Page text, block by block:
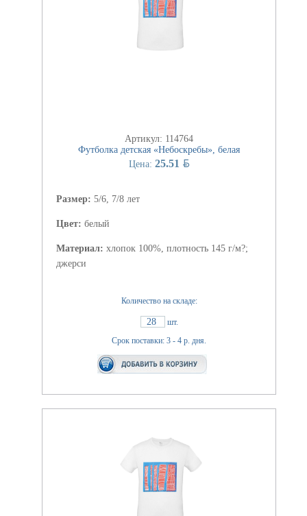
Артикул: 114764
Футболка детская «Небоскребы», белая
Цена: 25.51 BYN
Размер: 5/6, 7/8 лет
Цвет: белый
Материал: хлопок 100%, плотность 145 г/м?;
джерси
Количество на складе:
28
шт.
Срок поставки: 3 - 4 р. дня.